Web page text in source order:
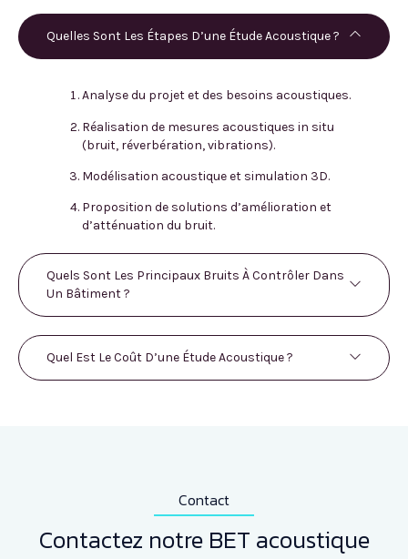
Quelles Sont Les Étapes D’une Étude Acoustique ?
Analyse du projet et des besoins acoustiques.
Réalisation de mesures acoustiques in situ
(bruit, réverbération, vibrations).
Modélisation acoustique et simulation 3D.
Proposition de solutions d’amélioration et
d’atténuation du bruit.
Quels Sont Les Principaux Bruits À Contrôler Dans
Un Bâtiment ?
Quel Est Le Coût D’une Étude Acoustique ?
Contact
Contactez notre BET acoustique